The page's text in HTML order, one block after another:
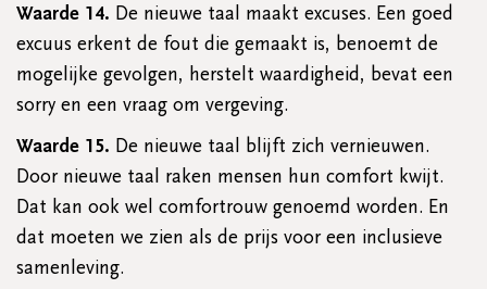
Waarde 14. De nieuwe taal maakt excuses. Een goed
excuus erkent de fout die gemaakt is, benoemt de
mogelijke gevolgen, herstelt waardigheid, bevat een
sorry en een vraag om vergeving.
Waarde 15. De nieuwe taal blijft zich vernieuwen.
Door nieuwe taal raken mensen hun comfort kwijt.
Dat kan ook wel comfortrouw genoemd worden. En
dat moeten we zien als de prijs voor een inclusieve
samenleving.